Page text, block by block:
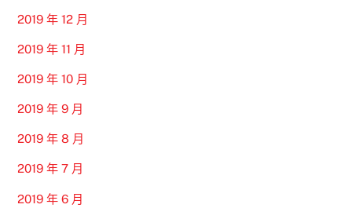
2019 年 12 月
2019 年 11 月
2019 年 10 月
2019 年 9 月
2019 年 8 月
2019 年 7 月
2019 年 6 月